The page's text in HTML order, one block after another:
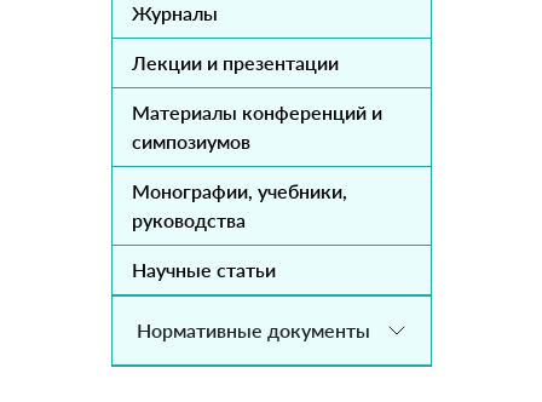
Журналы
Лекции и презентации
Материалы конференций и
симпозиумов
Монографии, учебники,
руководства
Научные статьи
Нормативные документы